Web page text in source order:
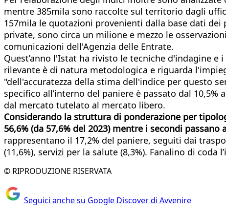
mentre 385mila sono raccolte sul territorio dagli
157mila le quotazioni provenienti dalla base dati
private, sono circa un milione e mezzo le
comunicazioni dell'Agenzia delle Entrate.
Quest’anno l'Istat ha rivisto le tecniche d'indagine
rilevante è di natura metodologica e riguarda
"dell'accuratezza della stima dell'indice per questo
specifico all’interno del paniere è passato dal
dal mercato tutelato al mercato libero.
Considerando la struttura di ponderazione per
56,6% (da 57,6% del 2023) mentre i secondi passano
rappresentano il 17,2% del paniere, seguiti dai
(11,6%), servizi per la salute (8,3%). Fanalino di
© RIPRODUZIONE RISERVATA
Seguici anche su Google Discover di Avvenire